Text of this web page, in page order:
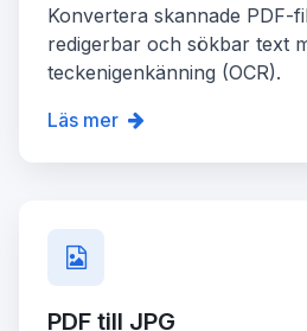
Konvertera skannade PDF-
redigerbar och sökbar text
teckenigenkänning (OCR).
Läs mer
PDF till JPG